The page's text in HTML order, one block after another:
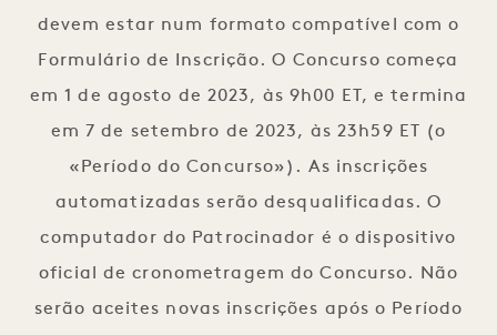
devem estar num formato compatível com o
Formulário de Inscrição. O Concurso começa
em 1 de agosto de 2023, às 9h00 ET, e termina
em 7 de setembro de 2023, às 23h59 ET (o
«Período do Concurso»). As inscrições
automatizadas serão desqualificadas. O
computador do Patrocinador é o dispositivo
oficial de cronometragem do Concurso. Não
serão aceites novas inscrições após o Período